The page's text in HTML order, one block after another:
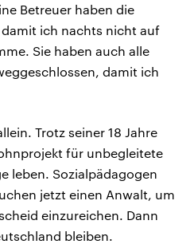
Betreuer haben die
ich nachts nicht auf
Sie haben auch alle
damit ich
Trotz seiner 18 Jahre
für unbegleitete
leben. Sozialpädagogen
jetzt einen Anwalt, um
einzureichen. Dann
bleiben.